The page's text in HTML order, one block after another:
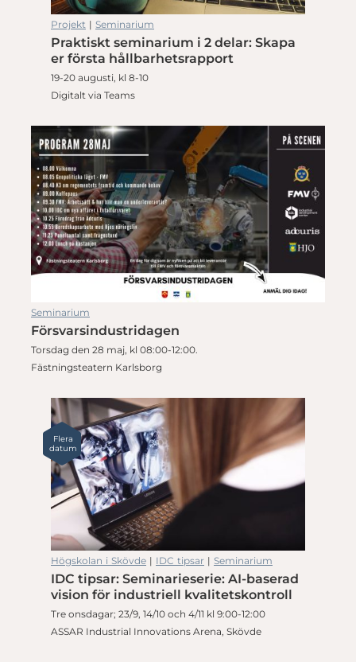
Projekt | Seminarium
Praktiskt seminarium i 2 delar: Skapa
er första hållbarhetsrapport
19-20 augusti, kl 8-10
Digitalt via Teams
Seminarium
Försvarsindustridagen
Torsdag den 28 maj, kl 08:00-12:00.
Fästningsteatern Karlsborg
Flera
datum
Högskolan i Skövde | IDC tipsar | Seminarium
IDC tipsar: Seminarieserie: AI-baserad
vision för industriell kvalitetskontroll
Tre onsdagar; 23/9, 14/10 och 4/11 kl 9:00-12:00
ASSAR Industrial Innovations Arena, Skövde